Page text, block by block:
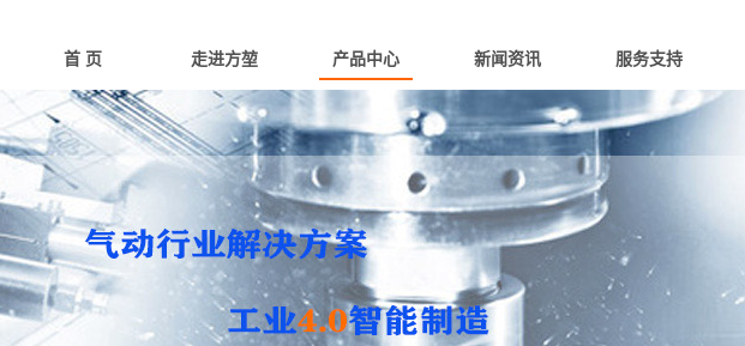
首 页 走进方堃 产品中心 新闻资讯 服务支持